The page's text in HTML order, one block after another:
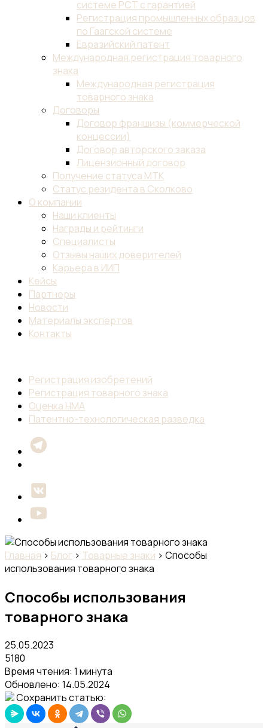
системе PCT с гарантией
Регистрация промышленных образцов
по Гаагской системе
Евразийский патент
Международная регистрация товарного
знака
Международная регистрация
товарного знака
Договоры
Договор франшизы (коммерческой
концессии)
Договор авторского заказа
Лицензионный договор
Получение статуса МТК
Статус резидента в Сколково
О компании
Наши клиенты
Награды и рейтинги
Специалисты
Отзывы наших доверителей
Карьера в ИИП
Кейсы
Партнеры
Новости
Материалы экспертов
Контакты
Регистрация изобретений
Регистрация товарного знака
Оценка НМА
Патентно-технологическая разведка
Главная › Блог › Товарные знаки › Способы
использования товарного знака
Способы использования
товарного знака
25.05.2023
5180
Время чтения: 1 минута
Обновлено: 14.05.2024
Сохранить статью: